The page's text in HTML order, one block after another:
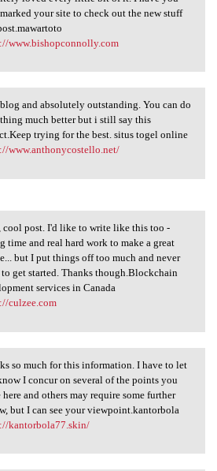
your site to check out the new stuff
www.bishopconnolly.com
and absolutely
and absolutely outstanding. You can do
much better but i still say this
trying for the best. situs togel online
www.anthonycostello.net/
post. I'd like to
cool post. I'd like to write like this too -
time and real hard work to make a great
but I put things off too much and never
to get started. Thanks though.Blockchain
services in Canada
culzee.com
so much for this
so much for this information. I have to let
I concur on several of the points you
here and others may require some further
but I can see your viewpoint.kantorbola
kantorbola77.skin/